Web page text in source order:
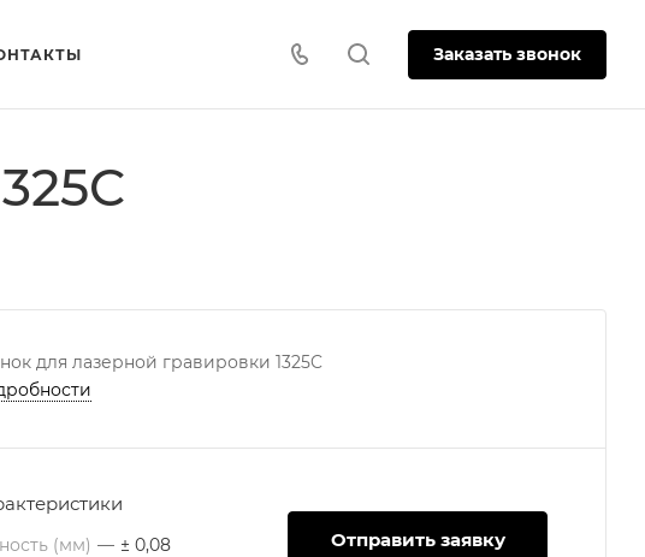
Заказать звонок
для лазерной гравировки 1325C
(мм) — ± 0,08
Отправить заявку